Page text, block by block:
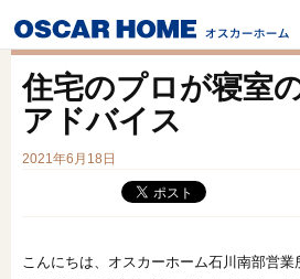
イベント・モデル
住宅のプロが寝室
アドバイス
2021年6月18日
こんにちは、オスカーホーム石川南部営